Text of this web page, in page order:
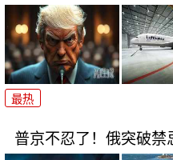
最热
普京不忍了！俄突破禁